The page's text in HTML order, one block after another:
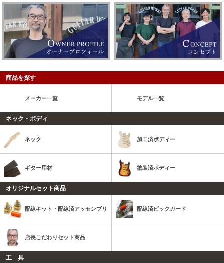
商品を探す
メーカー一覧 モデル一覧
ネック・ボディ
ネック 加工済ボディー
ギター用材 塗装済ボディー
オリジナルセット商品
配線キット・配線済アッセンブリ 配線済ピックガード
店長こだわりセット商品
工 具